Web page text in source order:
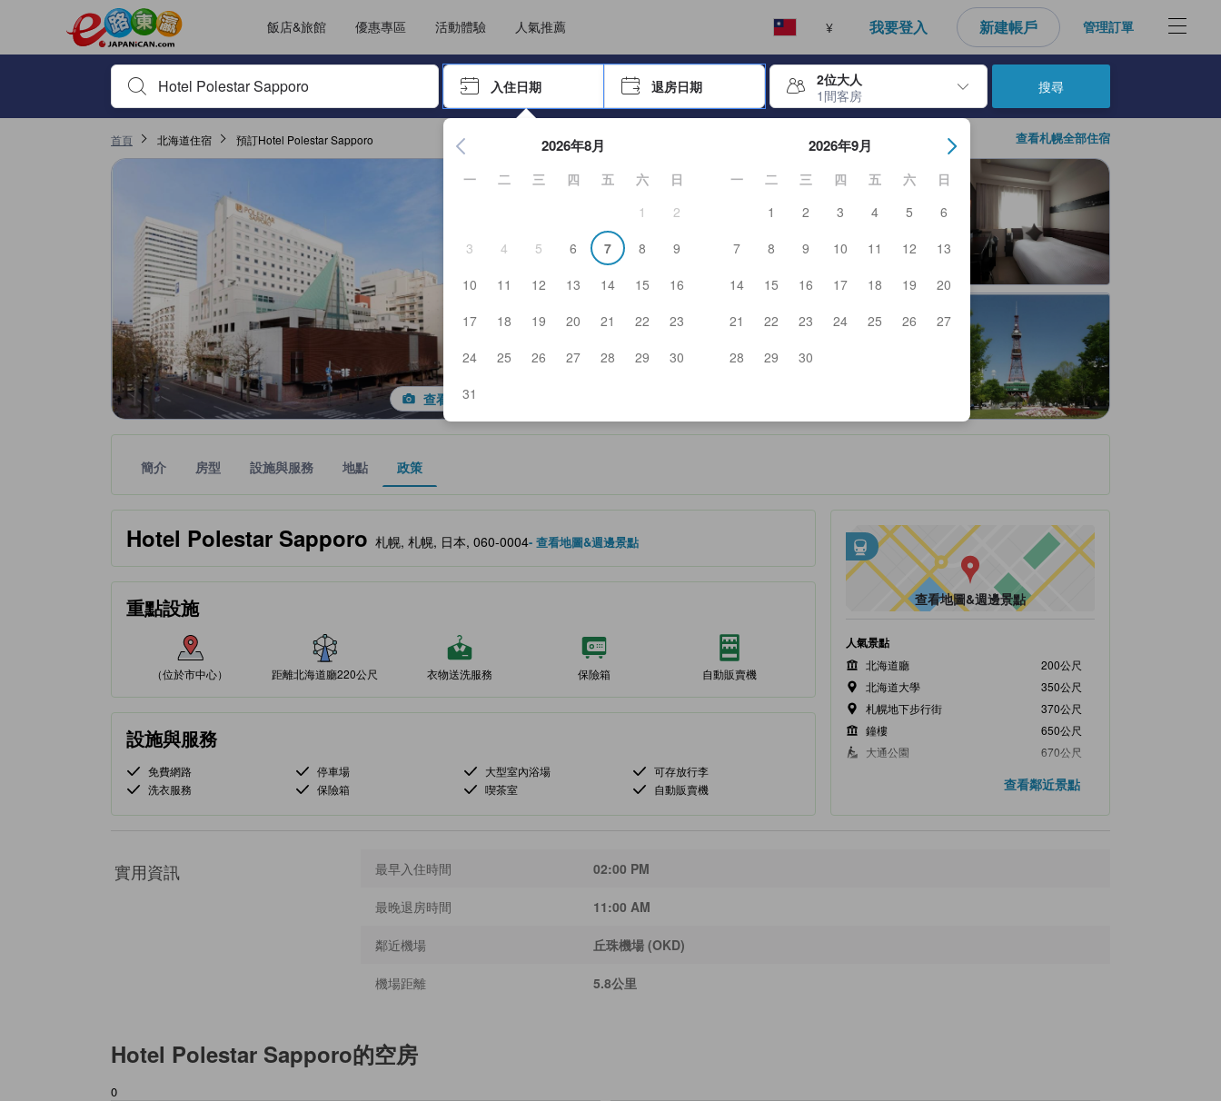
飯店&旅館 優惠專區 活動體驗 人氣推薦 ¥ 我要登入 新建帳戶 管理訂單
輸入住宿名稱或關鍵字查詢，使用上下鍵或Tab鍵移動，並按「Enter」來選擇
入住日期 退房日期
2位大人
1間客房
按Enter鍵開始在日期選擇器中查看。使用方向鍵瀏覽入住和退房日期。使用Enter鍵選擇日期後，將選擇入住日期。重複相同方法以選擇
2026年8月
一 二 三 四 五 六
日
1
2
3
4 5 6 7 8
9
10
11 12 13 14 15
16
17
18 19 20 21 22
23
24
25 26 27 28 29
30
31
2026年9月
一 二 三 四 五 六
日
1
2 3 4 5
6
7
8 9 10 11 12
13
14
15 16 17 18 19
20
21
22 23 24 25 26
27
28
29 30
搜尋
首頁 北海道住宿 預訂Hotel Polestar Sapporo 查看札幌全部住宿
查看所有照片
簡介 房型 設施與服務 地點 政策
Hotel Polestar Sapporo
tooltip
黃金星等由本站合作夥伴提供，可作為您判斷舒適度、設施與服務項目的參考指標
札幌, 札幌, 日本, 060-0004- 查看地圖&週邊景點
重點設施
（位於市中心） 距離北海道廳220公尺 衣物送洗服務 保險箱 自動販賣機
設施與服務
免費網路 停車場 大型室內浴場
可存放行李
洗衣服務
保險箱 喫茶室 自動販賣機
tooltip
週邊大眾運輸
• 距札幌站約0.51公里
• 距Sapporo Station約0.51公里
查看地圖&週邊景點
人氣景點
北海道廳
200公尺
北海道大學
350公尺
札幌地下步行街
370公尺
鐘樓
650公尺
大通公園
670公尺
查看鄰近景點
實用資訊 最早入住時間 02:00 PM
最晚退房時間 11:00 AM
鄰近機場 丘珠機場 (OKD)
機場距離 5.8公里
Hotel Polestar Sapporo的空房
0